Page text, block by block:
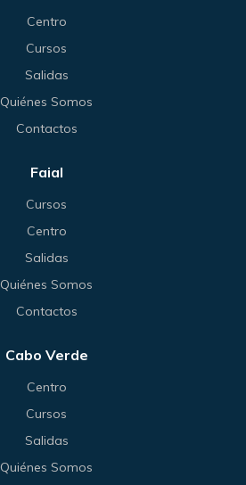
Centro
Cursos
Salidas
Quiénes Somos
Contactos
Faial
Cursos
Centro
Salidas
Quiénes Somos
Contactos
Cabo Verde
Centro
Cursos
Salidas
Quiénes Somos